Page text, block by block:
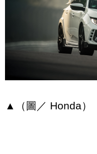
▲（圖／ Honda）